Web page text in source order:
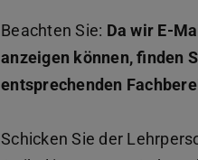
Beachten Sie: Da wir E-
anzeigen können, finden
entsprechenden
Schicken Sie der